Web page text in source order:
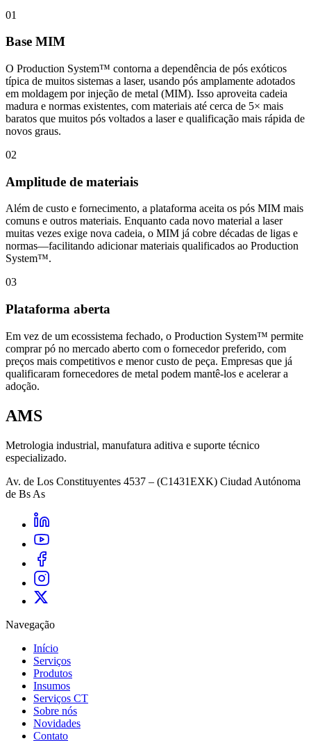
01
Base MIM
O Production System™ contorna a dependência de pós exóticos
típica de muitos sistemas a laser, usando pós amplamente adotados
em moldagem por injeção de metal (MIM). Isso aproveita cadeia
madura e normas existentes, com materiais até cerca de 5× mais
baratos que muitos pós voltados a laser e qualificação mais rápida de
novos graus.
02
Amplitude de materiais
Além de custo e fornecimento, a plataforma aceita os pós MIM mais
comuns e outros materiais. Enquanto cada novo material a laser
muitas vezes exige nova cadeia, o MIM já cobre décadas de ligas e
normas—facilitando adicionar materiais qualificados ao Production
System™.
03
Plataforma aberta
Em vez de um ecossistema fechado, o Production System™ permite
comprar pó no mercado aberto com o fornecedor preferido, com
preços mais competitivos e menor custo de peça. Empresas que já
qualificaram fornecedores de metal podem mantê-los e acelerar a
adoção.
AMS
Metrologia industrial, manufatura aditiva e suporte técnico
especializado.
Av. de Los Constituyentes 4537 – (C1431EXK) Ciudad Autónoma
de Bs As
Navegação
Início
Serviços
Produtos
Insumos
Serviços CT
Sobre nós
Novidades
Contato